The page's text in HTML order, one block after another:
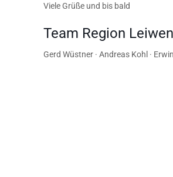
Viele Grüße und bis bald
Team Region Leiwen
Gerd Wüstner · Andreas Kohl ·